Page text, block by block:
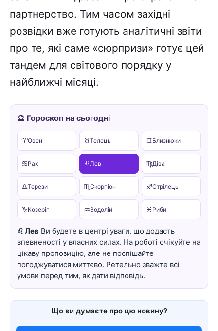
партнерство. Тим часом західні
розвідки вже готують аналітичні звіти
про те, які саме «сюрпризи» готує цей
тандем для світового порядку у
найближчі місяці.
🔮 Гороскоп на сьогодні
♈Овен ♉Телець ♊Близнюки
♋Рак ♌ Лев ♍Діва
♎Терези ♏Скорпіон ♐Стрілець
♑Козеріг ♒Водолій ♓ Риби
♌ Лев Ви будете в центрі уваги, що додасть
впевненості у власних силах. На роботі очікуйте на
цікаву пропозицію, але не поспішайте
погоджуватися миттєво. Ретельно зважте всі
умови перед тим, як дати відповідь.
Що ви думаєте про цю новину?